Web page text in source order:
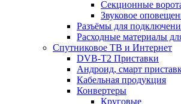
Секционные
Звуковое
Разъёмы для
Расходные материалы
Спутниковое ТВ и Интернет
DVB-Т2 Приставки
Андроид, смарт
Кабельная продукция
Конвертеры
Круговые